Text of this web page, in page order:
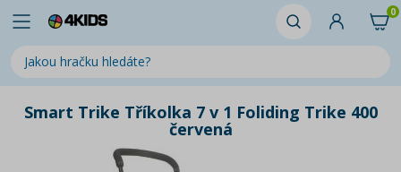
0
Smart Trike Tříkolka 7 v 1 Foliding Trike 400
červená